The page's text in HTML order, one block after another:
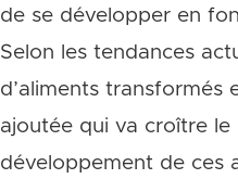
de se développer en
Selon les tendances
d’aliments
ajoutée qui va croître le
développement de ces